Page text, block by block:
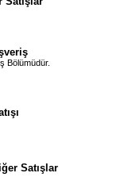
Bölümüdür.
Satışlar